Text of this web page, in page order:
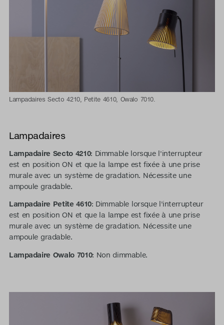
Lampadaires Secto 4210, Petite 4610, Owalo 7010.
Lampadaires
Lampadaire Secto 4210: Dimmable lorsque l'interrupteur
est en position ON et que la lampe est fixée à une prise
murale avec un système de gradation. Nécessite une
ampoule gradable.
Lampadaire Petite 4610: Dimmable lorsque l'interrupteur
est en position ON et que la lampe est fixée à une prise
murale avec un système de gradation. Nécessite une
ampoule gradable.
Lampadaire Owalo 7010: Non dimmable.